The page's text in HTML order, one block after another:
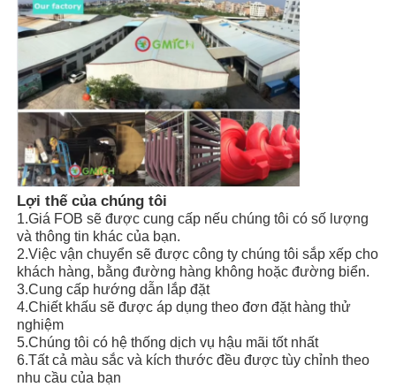
Lợi thế của chúng tôi
1.Giá FOB sẽ được cung cấp nếu chúng tôi có số lượng
và thông tin khác của bạn.
2.Việc vận chuyển sẽ được công ty chúng tôi sắp xếp cho
khách hàng, bằng đường hàng không hoặc đường biển.
3.Cung cấp hướng dẫn lắp đặt
4.Chiết khấu sẽ được áp dụng theo đơn đặt hàng thử
nghiệm
5.Chúng tôi có hệ thống dịch vụ hậu mãi tốt nhất
6.Tất cả màu sắc và kích thước đều được tùy chỉnh theo
nhu cầu của bạn